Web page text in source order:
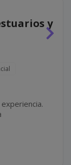
y